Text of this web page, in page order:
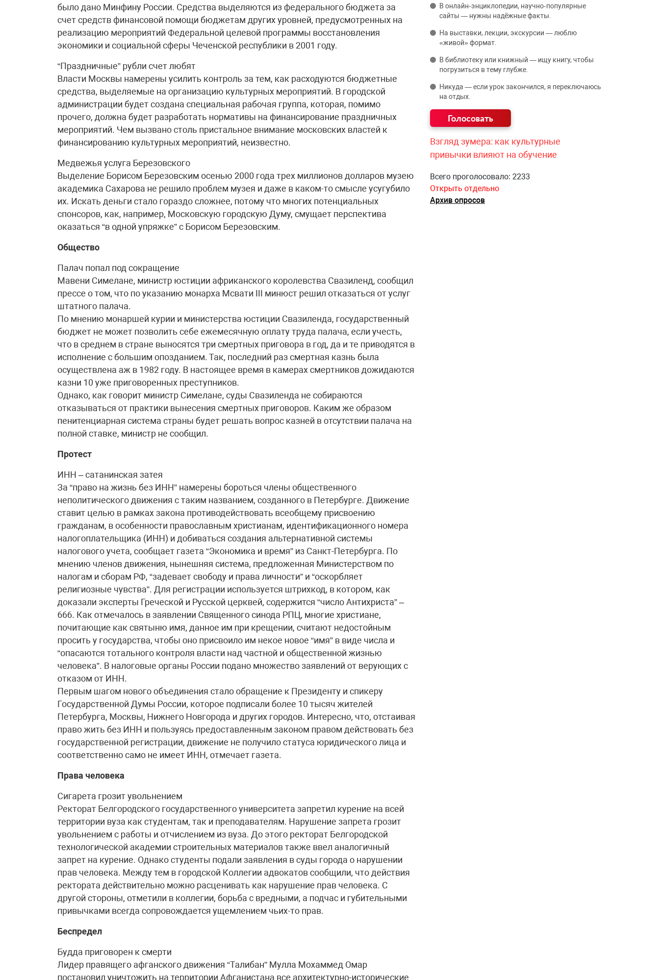
было дано Минфину России. Средства выделяются из федерального бюджета за
счет средств финансовой помощи бюджетам других уровней, предусмотренных на
реализацию мероприятий Федеральной целевой программы восстановления
экономики и социальной сферы Чеченской республики в 2001 году.
“Праздничные” рубли счет любят
Власти Москвы намерены усилить контроль за тем, как расходуются бюджетные
средства, выделяемые на организацию культурных мероприятий. В городской
администрации будет создана специальная рабочая группа, которая, помимо
прочего, должна будет разработать нормативы на финансирование праздничных
мероприятий. Чем вызвано столь пристальное внимание московских властей к
финансированию культурных мероприятий, неизвестно.
Медвежья услуга Березовского
Выделение Борисом Березовским осенью 2000 года трех миллионов долларов музею
академика Сахарова не решило проблем музея и даже в каком-то смысле усугубило
их. Искать деньги стало гораздо сложнее, потому что многих потенциальных
спонсоров, как, например, Московскую городскую Думу, смущает перспектива
оказаться “в одной упряжке” с Борисом Березовским.
Общество
Палач попал под сокращение
Мавени Симелане, министр юстиции африканского королевства Свазиленд, сообщил
прессе о том, что по указанию монарха Мсвати III минюст решил отказаться от услуг
штатного палача.
По мнению монаршей курии и министерства юстиции Свазиленда, государственный
бюджет не может позволить себе ежемесячную оплату труда палача, если учесть,
что в среднем в стране выносятся три смертных приговора в год, да и те приводятся в
исполнение с большим опозданием. Так, последний раз смертная казнь была
осуществлена аж в 1982 году. В настоящее время в камерах смертников дожидаются
казни 10 уже приговоренных преступников.
Однако, как говорит министр Симелане, суды Свазиленда не собираются
отказываться от практики вынесения смертных приговоров. Каким же образом
пенитенциарная система страны будет решать вопрос казней в отсутствии палача на
полной ставке, министр не сообщил.
Протест
ИНН – сатанинская затея
За “право на жизнь без ИНН” намерены бороться члены общественного
неполитического движения с таким названием, созданного в Петербурге. Движение
ставит целью в рамках закона противодействовать всеобщему присвоению
гражданам, в особенности православным христианам, идентификационного номера
налогоплательщика (ИНН) и добиваться создания альтернативной системы
налогового учета, сообщает газета “Экономика и время” из Санкт-Петербурга. По
мнению членов движения, нынешняя система, предложенная Министерством по
налогам и сборам РФ, “задевает свободу и права личности” и “оскорбляет
религиозные чувства”. Для регистрации используется штрихкод, в котором, как
доказали эксперты Греческой и Русской церквей, содержится “число Антихриста” –
666. Как отмечалось в заявлении Священного синода РПЦ, многие христиане,
почитающие как святыню имя, данное им при крещении, считают недостойным
просить у государства, чтобы оно присвоило им некое новое “имя” в виде числа и
“опасаются тотального контроля власти над частной и общественной жизнью
человека”. В налоговые органы России подано множество заявлений от верующих с
отказом от ИНН.
Первым шагом нового объединения стало обращение к Президенту и спикеру
Государственной Думы России, которое подписали более 10 тысяч жителей
Петербурга, Москвы, Нижнего Новгорода и других городов. Интересно, что, отстаивая
право жить без ИНН и пользуясь предоставленным законом правом действовать без
государственной регистрации, движение не получило статуса юридического лица и
соответственно само не имеет ИНН, отмечает газета.
Права человека
Сигарета грозит увольнением
Ректорат Белгородского государственного университета запретил курение на всей
территории вуза как студентам, так и преподавателям. Нарушение запрета грозит
увольнением с работы и отчислением из вуза. До этого ректорат Белгородской
технологической академии строительных материалов также ввел аналогичный
запрет на курение. Однако студенты подали заявления в суды города о нарушении
прав человека. Между тем в городской Коллегии адвокатов сообщили, что действия
ректората действительно можно расценивать как нарушение прав человека. С
другой стороны, отметили в коллегии, борьба с вредными, а подчас и губительными
привычками всегда сопровождается ущемлением чьих-то прав.
Беспредел
Будда приговорен к смерти
Лидер правящего афганского движения “Талибан” Мулла Мохаммед Омар
постановил уничтожить на территории Афганистана все архитектурно-исторические
В онлайн‑энциклопедии, научно‑популярные
сайты — нужны надёжные факты.
На выставки, лекции, экскурсии — люблю
«живой» формат.
В библиотеку или книжный — ищу книгу, чтобы
погрузиться в тему глубже.
Никуда — если урок закончился, я переключаюсь
на отдых.
Взгляд зумера: как культурные
привычки влияют на обучение
Всего проголосовало: 2233
Открыть отдельно
Архив опросов